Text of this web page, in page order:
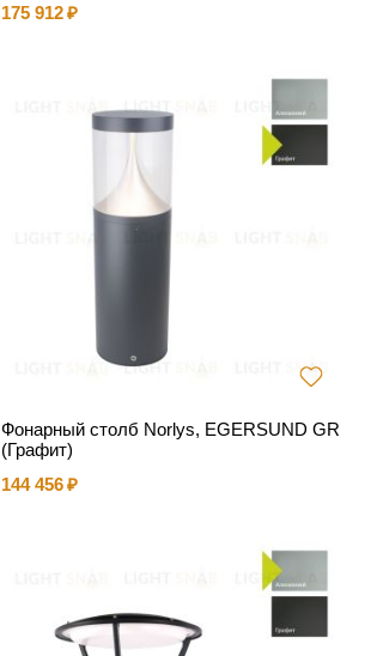
175 912
Фонарный столб Norlys, EGERSUND GR
(Графит)
144 456